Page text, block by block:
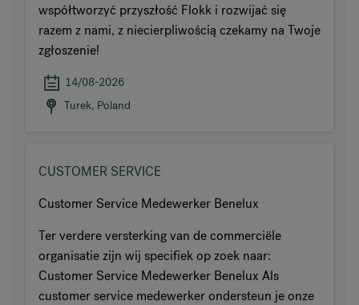
współtworzyć przyszłość Flokk i rozwijać się
razem z nami, z niecierpliwością czekamy na Twoje
zgłoszenie!
14/08-2026
Turek, Poland
CUSTOMER SERVICE
Customer Service Medewerker Benelux
Ter verdere versterking van de commerciële
organisatie zijn wij specifiek op zoek naar:
Customer Service Medewerker Benelux Als
customer service medewerker ondersteun je onze